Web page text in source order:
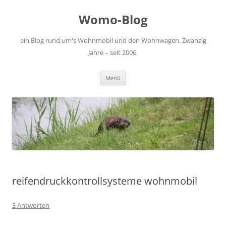
Womo-Blog
ein Blog rund um's Wohnmobil und den Wohnwagen. Zwanzig
Jahre – seit 2006.
Menü
reifendruckkontrollsysteme wohnmobil
3 Antworten